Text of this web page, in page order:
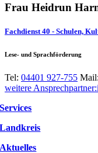
Frau Heidrun
Fachdienst 40 - Schulen,
Lese- und Sprachförderung
Tel: 04401 927-755 Mail:
weitere
Services
Landkreis
Aktuelles